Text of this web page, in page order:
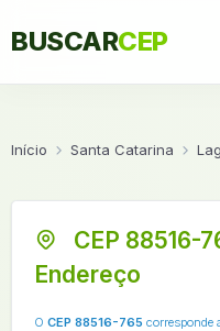
BUSCARCEP
Início Santa Catarina
CEP 88516-
Endereço
O CEP 88516-765 corresponde